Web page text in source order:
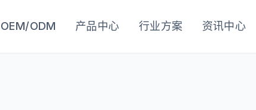
OEM/ODM 产品中心 行业方案 资讯中心